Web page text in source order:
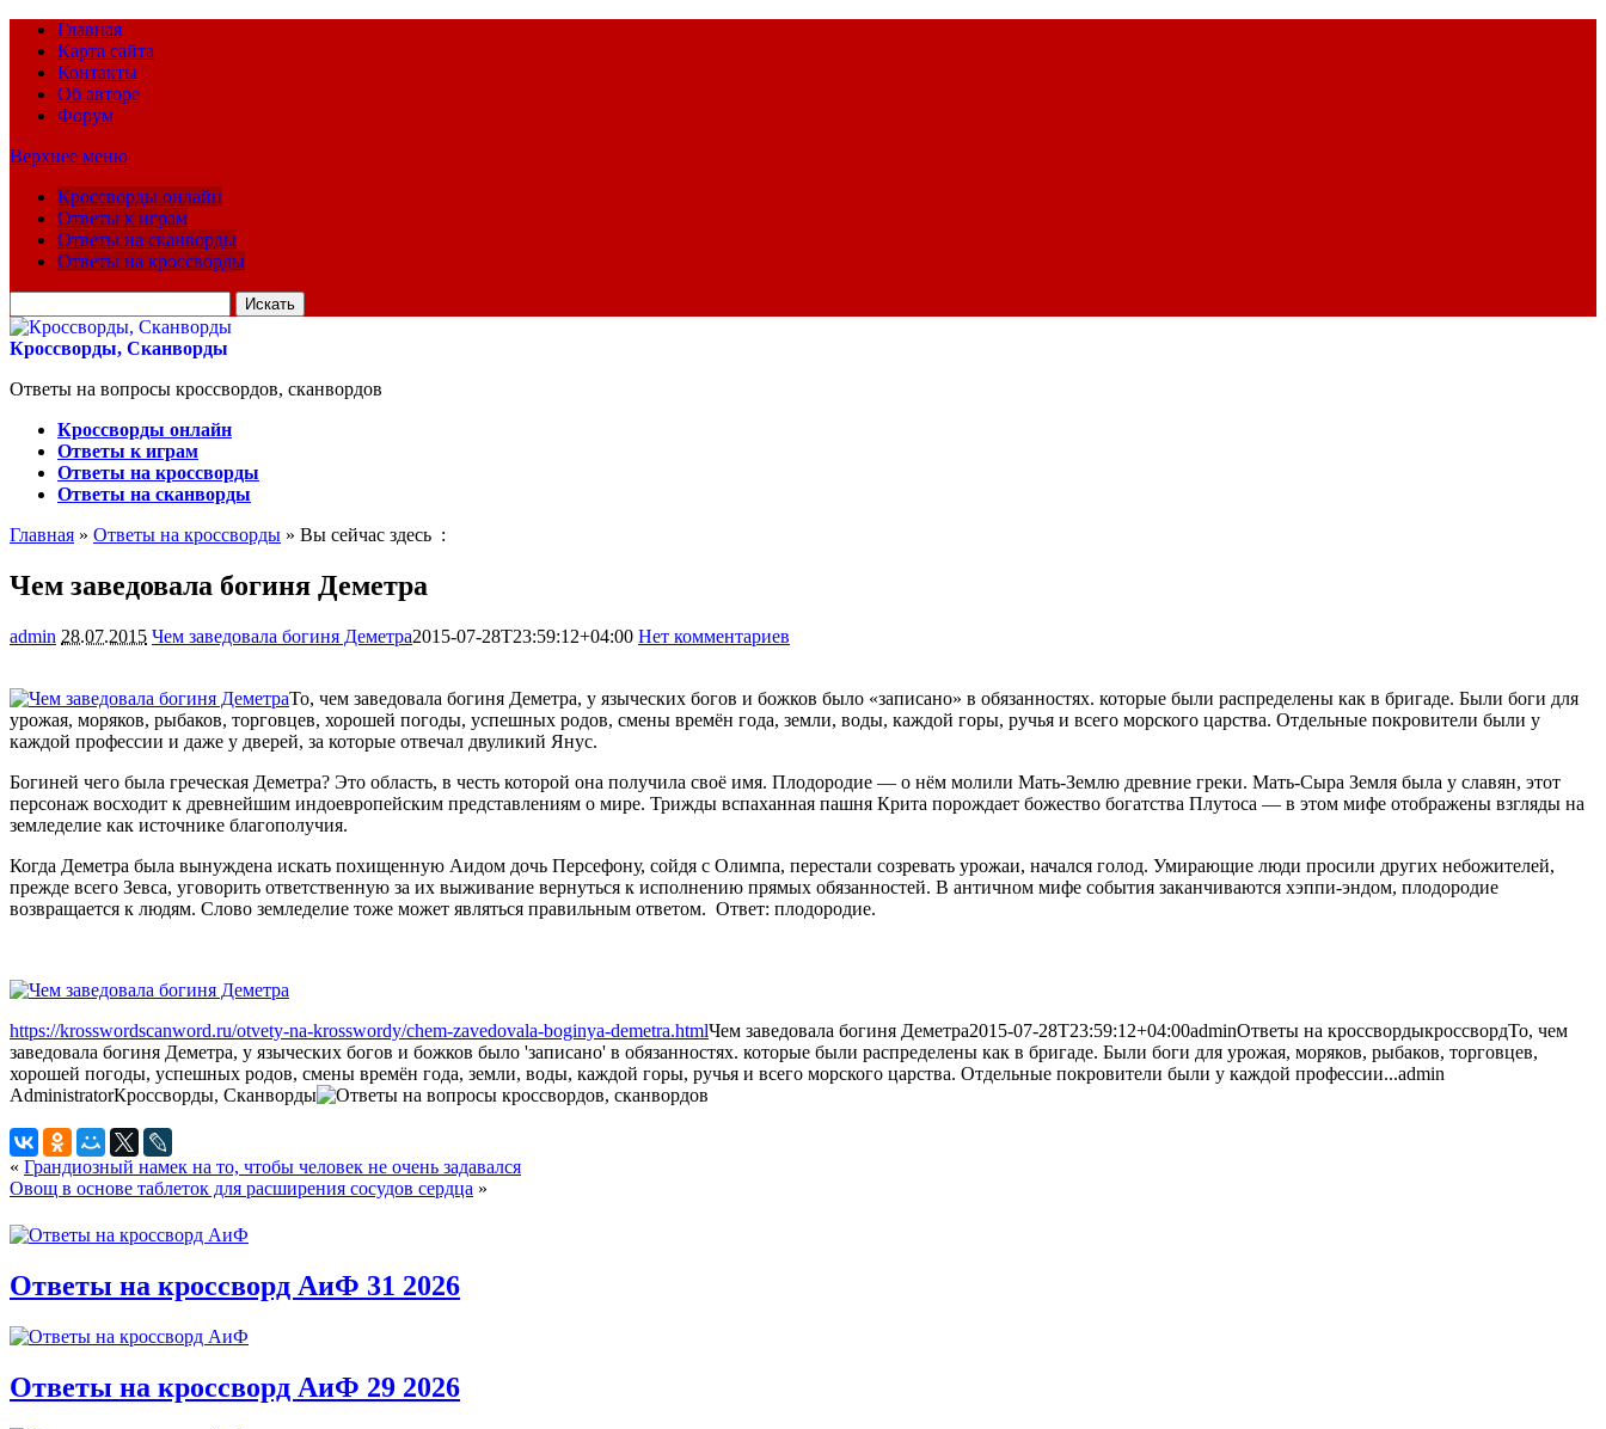
Главная
Карта сайта
Контакты
Об авторе
Форум
Верхнее меню
Кроссворды онлайн
Ответы к играм
Ответы на сканворды
Ответы на кроссворды
для:
Кроссворды, Сканворды
Ответы на вопросы кроссвордов, сканвордов
Кроссворды онлайн
Ответы к играм
Ответы на кроссворды
Ответы на сканворды
Главная » Ответы на кроссворды » Вы сейчас здесь :
Чем заведовала богиня Деметра
admin 28.07.2015 Чем заведовала богиня Деметра2015-07-28T23:59:12+04:00 Нет комментариев
То, чем заведовала богиня Деметра, у языческих богов и божков было «записано» в обязанностях. которые были распределены как в бригаде. Были боги для
урожая, моряков, рыбаков, торговцев, хорошей погоды, успешных родов, смены времён года, земли, воды, каждой горы, ручья и всего морского царства. Отдельные покровители были у
каждой профессии и даже у дверей, за которые отвечал двуликий Янус.
Богиней чего была греческая Деметра? Это область, в честь которой она получила своё имя. Плодородие — о нём молили Мать-Землю древние греки. Мать-Сыра Земля была у славян, этот
персонаж восходит к древнейшим индоевропейским представлениям о мире. Трижды вспаханная пашня Крита порождает божество богатства Плутоса — в этом мифе отображены взгляды на
земледелие как источнике благополучия.
Когда Деметра была вынуждена искать похищенную Аидом дочь Персефону, сойдя с Олимпа, перестали созревать урожаи, начался голод. Умирающие люди просили других небожителей,
прежде всего Зевса, уговорить ответственную за их выживание вернуться к исполнению прямых обязанностей. В античном мифе события заканчиваются хэппи-эндом, плодородие
возвращается к людям. Слово земледелие тоже может являться правильным ответом. Ответ: плодородие.
https://krosswordscanword.ru/otvety-na-krosswordy/chem-zavedovala-boginya-demetra.htmlЧем заведовала богиня Деметра2015-07-28T23:59:12+04:00adminОтветы на кроссвордыкроссвордТо, чем
заведовала богиня Деметра, у языческих богов и божков было 'записано' в обязанностях. которые были распределены как в бригаде. Были боги для урожая, моряков, рыбаков, торговцев,
хорошей погоды, успешных родов, смены времён года, земли, воды, каждой горы, ручья и всего морского царства. Отдельные покровители были у каждой профессии...admin
AdministratorКроссворды, Сканворды
« Грандиозный намек на то, чтобы человек не очень задавался
Овощ в основе таблеток для расширения сосудов сердца »
Ответы на кроссворд АиФ 31 2026
Ответы на кроссворд АиФ 29 2026